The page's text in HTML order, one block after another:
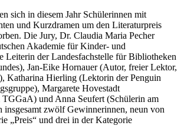
sich in diesem Jahr Schülerinnen mit
und Kurzdramen um den Literaturpreis
Die Jury, Dr. Claudia Maria Pecher
Akademie für Kinder- und
Leiterin der Landesfachstelle für Bibliotheken
Jan-Eike Hornauer (Autor, freier Lektor,
Katharina Hierling (Lektorin der Penguin
Margarete Hovestadt
TGGaA) und Anna Seufert (Schülerin am
zwölf Gewinnerinnen, neun von
„Preis“ und drei in der Kategorie